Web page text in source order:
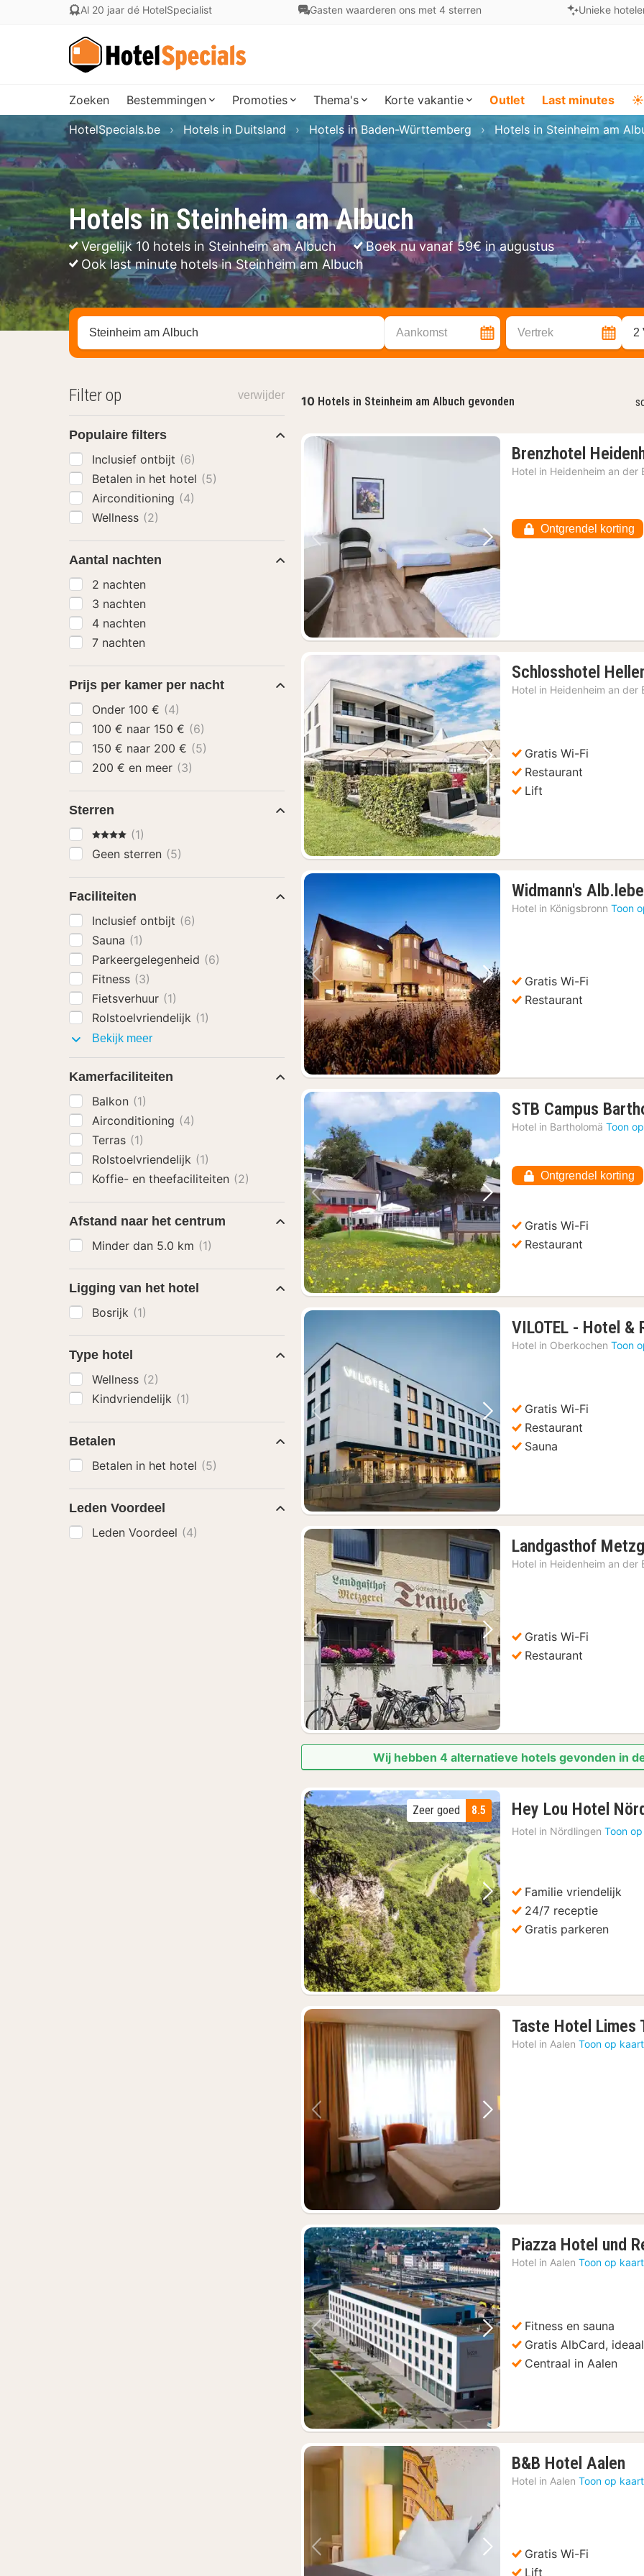
Al 20 jaar dé HotelSpecialist Gasten waarderen ons met 4 sterren Unieke
Zoeken Bestemmingen Promoties Thema's Korte vakantie Outlet Last minutes ☀️
Hotels in Steinheim am Albuch
Vergelijk 10 hotels in Steinheim am Albuch
Boek nu vanaf 59€ in augustus
Ook last minute hotels in Steinheim am Albuch
HotelSpecials.be Hotels in Duitsland Hotels in Baden-Württemberg Hotels in Steinheim am
Zoek op hotel, regio of stad Aankomst Vertrek 2
10 Hotels in Steinheim am Albuch gevonden
Vorige foto Volgende foto
Brenzhotel
Hotel in Heidenheim an der
Ontgrendel korting
Vorige foto Volgende foto
Schlosshotel
Hotel in Heidenheim an der
Gratis Wi-Fi
Restaurant
Lift
Vorige foto Volgende foto
Widmann's
Hotel in Königsbronn Toon
Gratis Wi-Fi
Restaurant
Vorige foto Volgende foto
STB Campus
Hotel in Bartholomä Toon
Ontgrendel korting
Gratis Wi-Fi
Restaurant
Vorige foto Volgende foto
VILOTEL - Hotel &
Hotel in Oberkochen Toon
Gratis Wi-Fi
Restaurant
Sauna
Vorige foto Volgende foto
Landgasthof
Hotel in Heidenheim an der
Gratis Wi-Fi
Restaurant
Wij hebben 4 alternatieve hotels gevonden in
Vorige foto Volgende foto
8.5
Zeer goed Hey Lou Hotel
Hotel in Nördlingen Toon
Familie vriendelijk
24/7 receptie
Gratis parkeren
Vorige foto Volgende foto
Taste Hotel Limes
Hotel in Aalen Toon op kaart
Vorige foto Volgende foto
Piazza Hotel und
Hotel in Aalen Toon op kaart
Fitness en sauna
Gratis AlbCard,
Centraal in Aalen
Vorige foto Volgende foto
B&B Hotel Aalen
Hotel in Aalen Toon op kaart
Gratis Wi-Fi
Lift
Filter op verwijder
Populaire filters
Inclusief ontbijt (6)
Betalen in het hotel (5)
Airconditioning (4)
Wellness (2)
Aantal nachten
2 nachten
3 nachten
4 nachten
7 nachten
Prijs per kamer per nacht
Onder 100 € (4)
100 € naar 150 € (6)
150 € naar 200 € (5)
200 € en meer (3)
Sterren
4 Sterren
(1)
Geen sterren (5)
Faciliteiten
Inclusief ontbijt (6)
Sauna (1)
Parkeergelegenheid (6)
Fitness (3)
Fietsverhuur (1)
Rolstoelvriendelijk (1)
Bekijk meerFaciliteiten
Kamerfaciliteiten
Balkon (1)
Airconditioning (4)
Terras (1)
Rolstoelvriendelijk (1)
Koffie- en theefaciliteiten (2)
Afstand naar het centrum
Minder dan 5.0 km (1)
Ligging van het hotel
Bosrijk (1)
Type hotel
Wellness (2)
Kindvriendelijk (1)
Betalen
Betalen in het hotel (5)
Leden Voordeel
Leden Voordeel (4)